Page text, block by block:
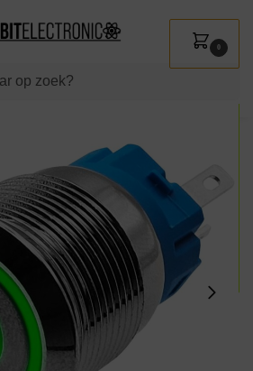
Zoeken
0
Schakelmateriaal